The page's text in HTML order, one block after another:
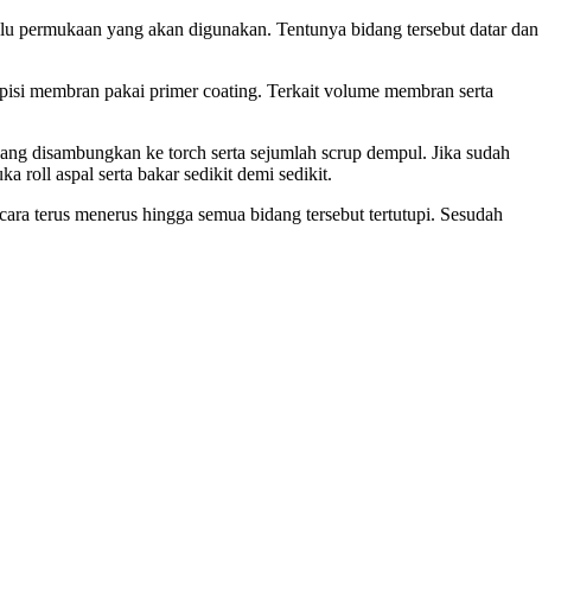
permukaan yang akan digunakan. Tentunya bidang tersebut datar dan
membran pakai primer coating. Terkait volume membran serta
disambungkan ke torch serta sejumlah scrup dempul. Jika sudah
roll aspal serta bakar sedikit demi sedikit.
terus menerus hingga semua bidang tersebut tertutupi. Sesudah